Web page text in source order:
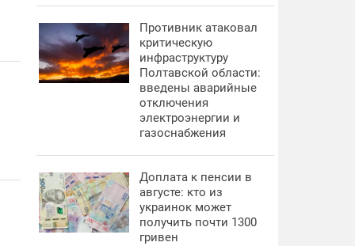
Противник атаковал
критическую
инфраструктуру
Полтавской области:
введены аварийные
отключения
электроэнергии и
газоснабжения
Доплата к пенсии в
августе: кто из
украинок может
получить почти 1300
гривен